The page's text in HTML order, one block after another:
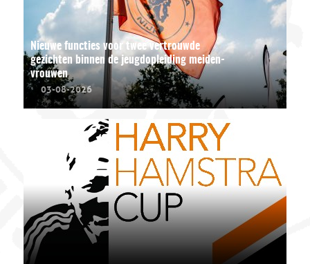
Nieuwe functies voor twee vertrouwde
gezichten binnen de jeugdopleiding meiden-
vrouwen
03-08-2026